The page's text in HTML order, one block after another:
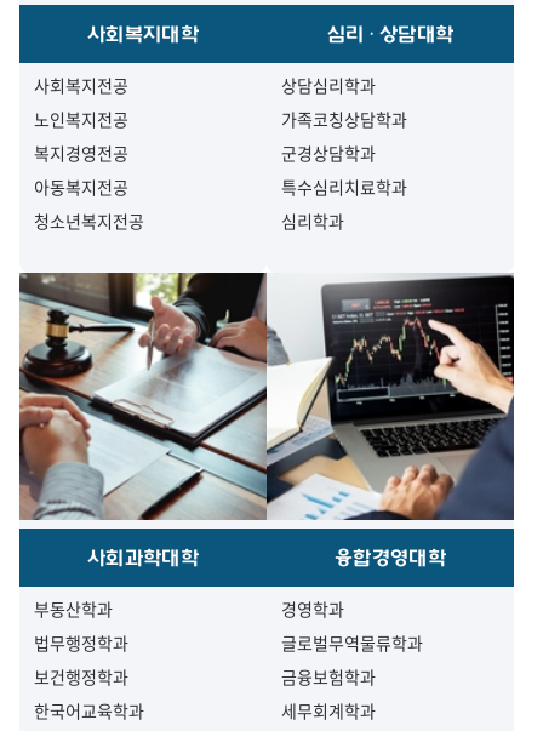
사회복지대학
사회복지전공
노인복지전공
복지경영전공
아동복지전공
청소년복지전공
심리·상담대학
상담심리학과
가족코칭상담학과
군경상담학과
특수심리치료학과
심리학과
사회과학대학
부동산학과
법무행정학과
보건행정학과
한국어교육학과
융합경영대학
경영학과
글로벌무역물류학과
금융보험학과
세무회계학과